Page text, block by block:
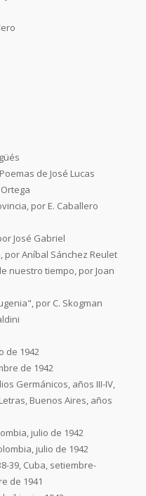
de José Lucas
por E. Caballero
José Gabriel
Aníbal Sánchez Reulet
nuestro tiempo, por Joan
por C. Skogman
de 1942
de 1942
Germánicos, años III-IV,
Buenos Aires, años
julio de 1942
julio de 1942
39, Cuba, setiembre-
de 1941